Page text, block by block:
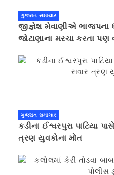
ગુજરાત સમાચાર
જીજ્ઞેશ મેવાણીએ ભાજપના
જોટાણાના મરચા કરતા પણ
ગુજરાત સમાચાર
કડીના ઈશ્વરપુરા પાટિયા
ત્રણ યુવકોના મોત